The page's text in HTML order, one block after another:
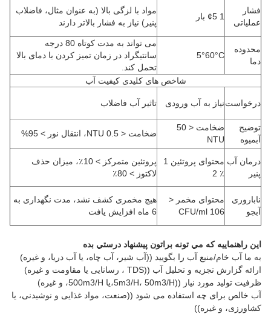
فشار
عملیاتی
1 ¢5 بار
مواد با لزگی بالا (به عنوان مثال، فاضلاب
پنیر) نیاز به فشار بالاتر دارند
محدوده
دما
5°60°C
می تواند به مدت کوتاه 80 درجه
سانتیگراد در زمان تمیز کردن با دمای بالا
تحمل کند.
شاخص های کلیدی کیفیت آب
درخواستنیاز به آب ورودی تاثیر آب فاضلاب
توضیح
آبمیوه
ضخامت < 50
NTU
ضخامت < 0.5 NTU، انتقال نور > 95%
درمان آب
پنیر
محتوای پروتئین 1
٪ 2
پروتئین متمرکز > 10٪، میزان حذف
لاکتوز > 80٪
ناباروری
آبجو
محتوای مخمر <
106 CFU/ml
هیچ مخمری کشف نشد، مدت نگهداری به
6 ماه افزایش یافت
اين راهنماييه که مي تونه براتون پيشنهاد درستي بده
به ما آب خام/منبع آب را بگویید ((آب شیر، آب چاه، یا آب دریا، و غیره)
ارائه گزارش تجزیه و تحلیل آب ((TDS ، رسانایی یا مقاومت و غیره)
ظرفیت تولید مورد نیاز ((5m3/H، 50m3/H،یا 500m3/H، و غیره)
آب خالص برای چه استفاده می شود ((صنعت، مواد غذایی و نوشیدنی، یا
کشاورزی، و غیره))